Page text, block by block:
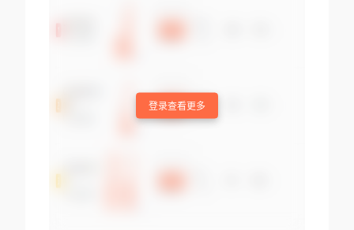
登录查看更多